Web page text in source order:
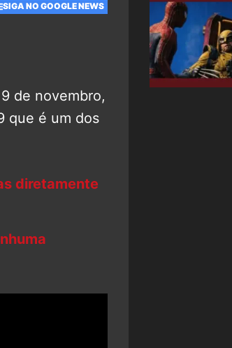
SIGA NO GOOGLE NEWS
de novembro,
que é um dos
diretamente